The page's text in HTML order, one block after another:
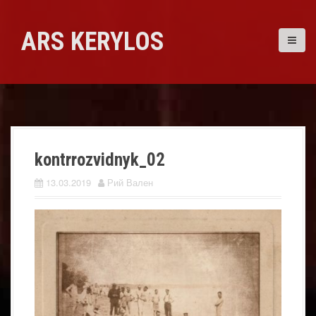
contentARS KERYLOS
kontrrozvidnyk_02
13.03.2019 Рий Вален